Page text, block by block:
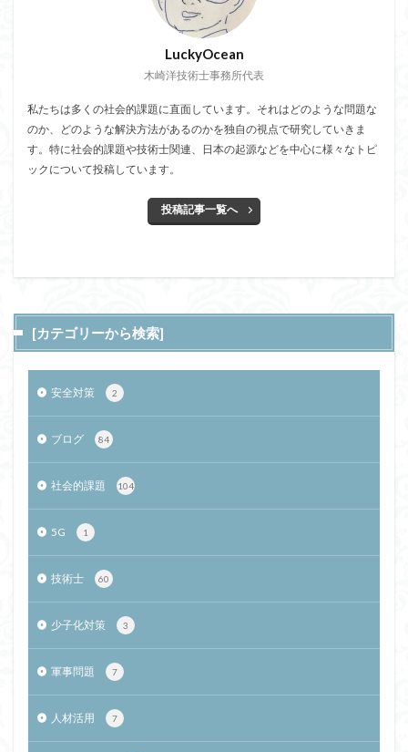
LuckyOcean
木崎洋技術士事務所代表
私たちは多くの社会的課題に直面しています。それはどのような問題な
のか、どのような解決方法があるのかを独自の視点で研究していきま
す。特に社会的課題や技術士関連、日本の起源などを中心に様々なトピ
ックについて投稿しています。
投稿記事一覧へ
[カテゴリーから検索]
安全対策 2
ブログ 84
社会的課題 104
5G 1
技術士 60
少子化対策 3
軍事問題 7
人材活用 7